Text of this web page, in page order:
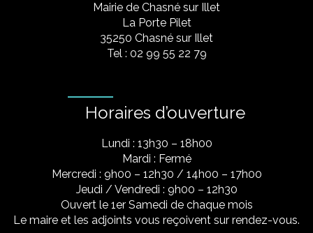
Mairie de Chasné sur Illet
La Porte Pilet
35250 Chasné sur Illet
Tel : 02 99 55 22 79
Horaires d’ouverture
Lundi : 13h30 – 18h00
Mardi : Fermé
Mercredi : 9h00 – 12h30 / 14h00 – 17h00
Jeudi / Vendredi : 9h00 – 12h30
Ouvert le 1er Samedi de chaque mois
Le maire et les adjoints vous reçoivent sur rendez-vous.